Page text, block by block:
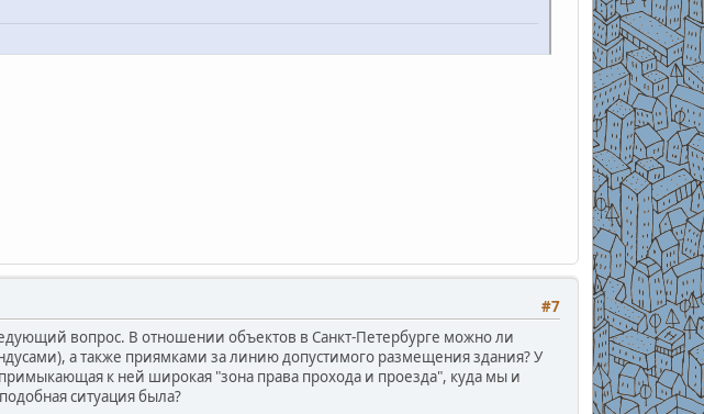
#7
вопрос. В отношении объектов в Санкт-Петербурге можно ли
а также приямками за линию допустимого размещения здания? У
к ней широкая "зона права прохода и проезда", куда мы и
ситуация была?